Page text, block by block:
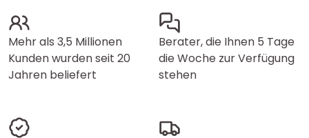
Mehr als 3,5 Millionen
Kunden wurden seit 20
Jahren beliefert
Berater, die Ihnen 5 Tage
die Woche zur Verfügung
stehen